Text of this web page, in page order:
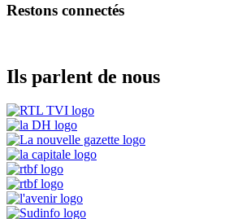
Restons connectés
Ils parlent de nous